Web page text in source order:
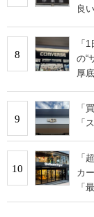
良
8
「
の“
厚
9
「
「
10
「
カ
「